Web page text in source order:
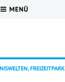
MENÜ
FREIZEITPARK